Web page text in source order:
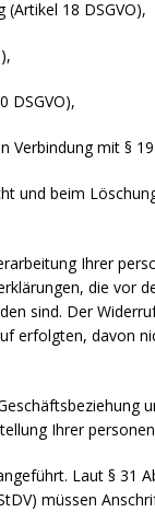
(Artikel 18 DSGVO),
DSGVO),
Verbindung mit §
und beim
Ihrer
die vor
sind. Der
erfolgten, davon
Ihrer
Laut § 31
müssen